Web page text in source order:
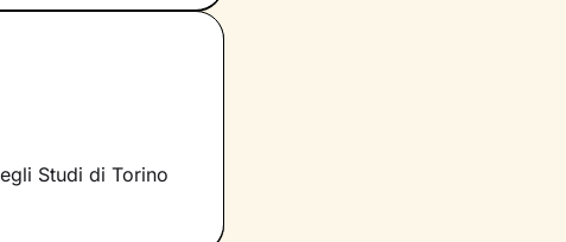
e risorse
raggiungere un
Studi di Torino